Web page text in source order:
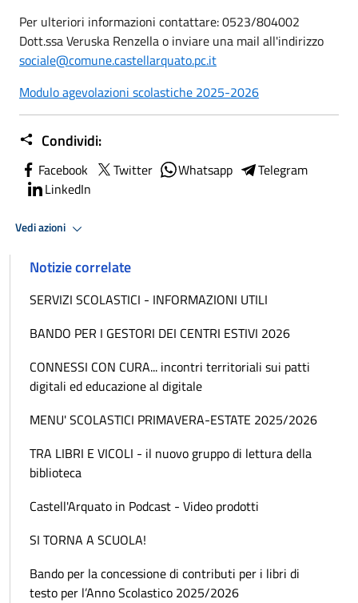
Per ulteriori informazioni contattare: 0523/804002
Dott.ssa Veruska Renzella o inviare una mail all'indirizzo
sociale@comune.castellarquato.pc.it
Modulo agevolazioni scolastiche 2025-2026
Condividi:
Facebook Twitter Whatsapp
Telegram
LinkedIn
Vedi azioni
Notizie correlate
SERVIZI SCOLASTICI - INFORMAZIONI UTILI
BANDO PER I GESTORI DEI CENTRI ESTIVI 2026
CONNESSI CON CURA... incontri territoriali sui patti
digitali ed educazione al digitale
MENU' SCOLASTICI PRIMAVERA-ESTATE 2025/2026
TRA LIBRI E VICOLI - il nuovo gruppo di lettura della
biblioteca
Castell'Arquato in Podcast - Video prodotti
SI TORNA A SCUOLA!
Bando per la concessione di contributi per i libri di
testo per l’Anno Scolastico 2025/2026